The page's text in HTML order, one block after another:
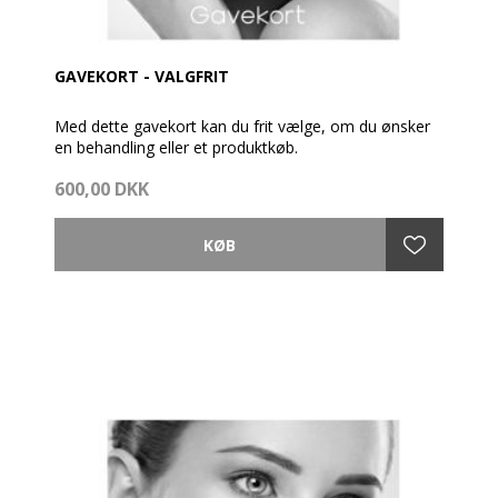
GAVEKORT - VALGFRIT
Med dette gavekort kan du frit vælge, om du ønsker
en behandling eller et produktkøb.
Gavekortet pakkes fint ind med prisliste og
Så vidt muligt afsendes gavekortet samme dag som
bestillingen er modtaget - dog før kl. 14
600,00 DKK